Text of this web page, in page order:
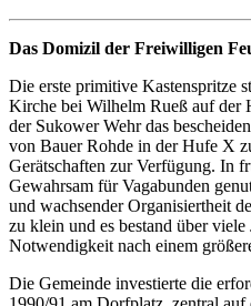
Das Domizil der Freiwilligen
Die erste primitive Kastenspritze
Kirche bei Wilhelm Rueß auf der
der Sukower Wehr das
von Bauer Rohde in der Hufe X
Gerätschaften zur Verfügung. In
Gewahrsam für Vagabunden
und wachsender Organisiertheit
zu klein und es bestand über
Notwendigkeit nach einem
Die Gemeinde investierte die